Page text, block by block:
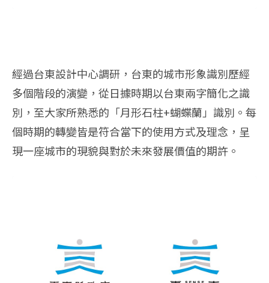
經過台東設計中心調研，台東的城市形象識別歷經
多個階段的演變，從日據時期以台東兩字簡化之識
別，至大家所熟悉的「月形石柱+蝴蝶蘭」識別。每
個時期的轉變皆是符合當下的使用方式及理念，呈
現一座城市的現貌與對於未來發展價值的期許。